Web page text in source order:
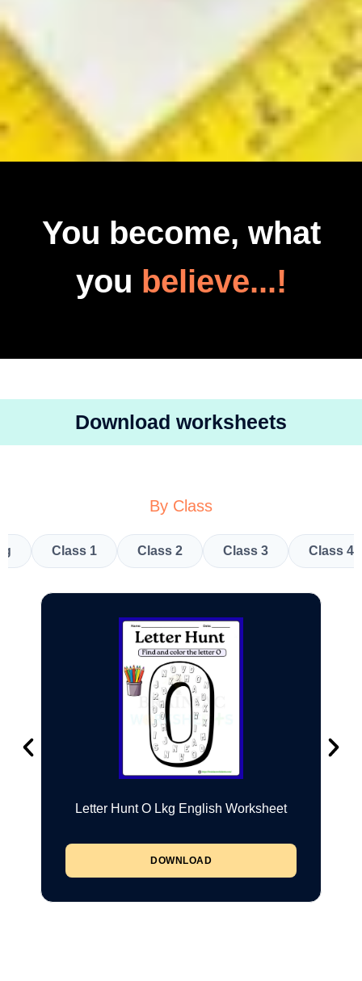
You become, what
you believe...!
Download worksheets
By Class
Class 1 Class 2 Class 3 Class 4
Letter Hunt O Lkg English Worksheet
DOWNLOAD